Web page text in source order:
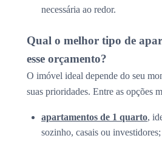
necessária ao redor.
Qual o melhor tipo de
esse orçamento?
O imóvel ideal depende do seu
suas prioridades. Entre as opções
apartamentos de 1 quarto,
sozinho, casais ou investidores;